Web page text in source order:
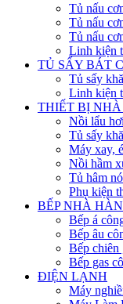
Tủ nấu
Tủ nấu
Tủ nấu
Linh kiện
TỦ SẤY BÁT
Tủ sấy
Linh kiện
THIẾT BỊ
Nồi lẩu hơi
Tủ sấy
Máy xay,
Nồi hầm
Tủ hâm
Phụ kiện
BẾP NHÀ
Bếp á
Bếp âu
Bếp chiên
Bếp gas
ĐIỆN LẠNH
Máy